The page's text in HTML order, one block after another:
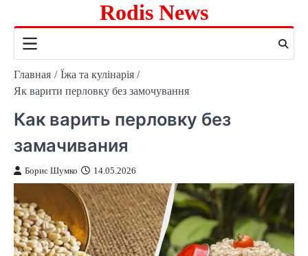
содержимому
Rodis News
Главная
Їжа та кулінарія
Як варити перловку без замочування
Как варить перловку без
замачивания
Борис Шумко 14.05.2026